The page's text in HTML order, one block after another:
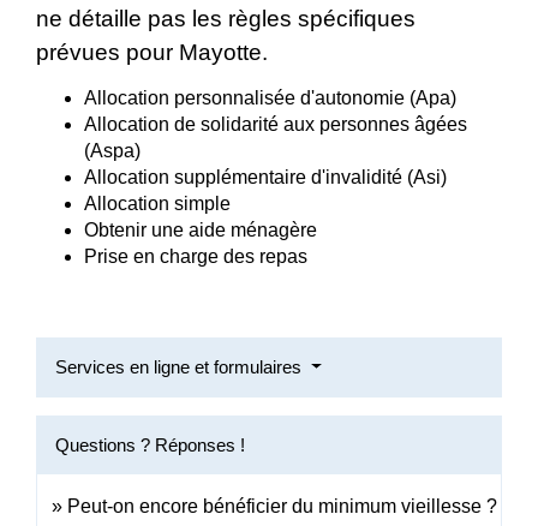
ne détaille pas les règles spécifiques
prévues pour Mayotte.
Allocation personnalisée d'autonomie (Apa)
Allocation de solidarité aux personnes âgées
(Aspa)
Allocation supplémentaire d'invalidité (Asi)
Allocation simple
Obtenir une aide ménagère
Prise en charge des repas
Services en ligne et formulaires
Questions ? Réponses !
Peut-on encore bénéficier du minimum vieillesse ?